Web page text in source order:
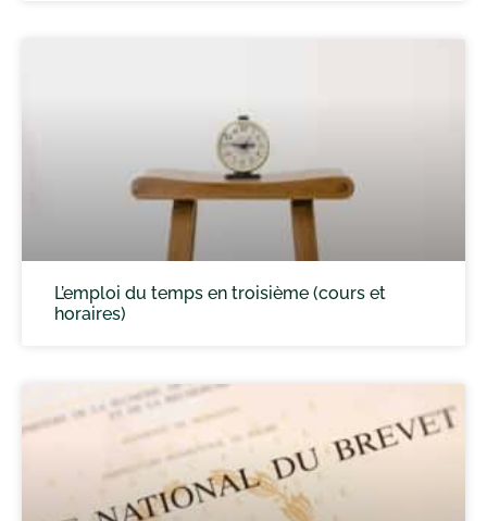
L’emploi du temps en troisième (cours et
horaires)